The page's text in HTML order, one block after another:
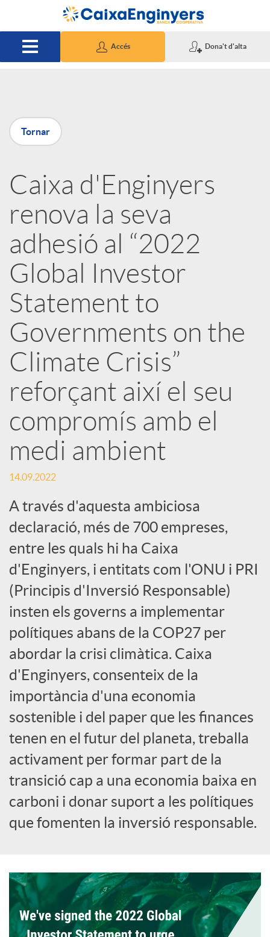
Salta al contingut principal
Accés Dona't d'alta
P
u
b
l
i
c
a
d
o
r
d
e
c
o
n
t
i
n
g
t
s
Tornar
Caixa d'Enginyers
renova la seva
adhesió al “2022
Global Investor
Statement to
Governments on the
Climate Crisis”
reforçant així el seu
compromís amb el
medi ambient
14.09.2022
A través d'aquesta ambiciosa
declaració, més de 700 empreses,
entre les quals hi ha Caixa
d'Enginyers, i entitats com l'ONU i PRI
(Principis d'Inversió Responsable)
insten els governs a implementar
polítiques abans de la COP27 per
abordar la crisi climàtica. Caixa
d'Enginyers, consenteix de la
importància d'una economia
sostenible i del paper que les finances
tenen en el futur del planeta, treballa
activament per formar part de la
transició cap a una economia baixa en
carboni i donar suport a les polítiques
que fomenten la inversió responsable.